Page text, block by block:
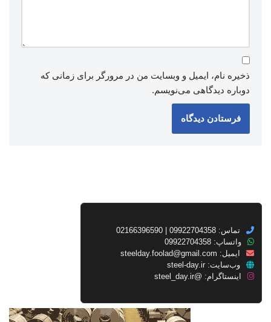
ذخیره نام، ایمیل و وبسایت من در مرورگر برای زمانی که
دوباره دیدگاهی می‌نویسم.
تماس: 09922704358 | 02166396590
واتساپ: 09922704358
ایمیل: steelday.foolad@gmail.com
وب‌سایت: steel-day.ir
اینستاگرام: @steel_day.ir